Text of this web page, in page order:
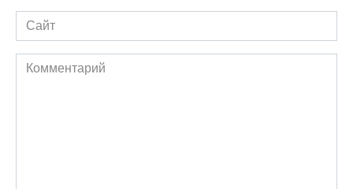
Сайт
Комментарий